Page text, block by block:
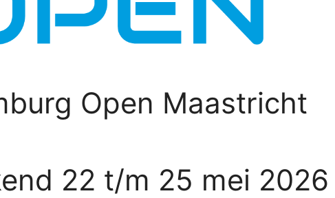
Open Maastricht
22 t/m 25 mei 2026